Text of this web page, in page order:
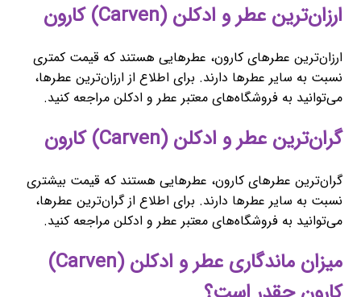
ارزان‌ترین عطر و ادکلن (Carven) کارون
ارزان‌ترین عطرهای کارون، عطرهایی هستند که قیمت کمتری
نسبت به سایر عطرها دارند. برای اطلاع از ارزان‌ترین عطرها،
می‌توانید به فروشگاه‌های معتبر عطر و ادکلن مراجعه کنید.
گران‌ترین عطر و ادکلن (Carven) کارون
گران‌ترین عطرهای کارون، عطرهایی هستند که قیمت بیشتری
نسبت به سایر عطرها دارند. برای اطلاع از گران‌ترین عطرها،
می‌توانید به فروشگاه‌های معتبر عطر و ادکلن مراجعه کنید.
میزان ماندگاری عطر و ادکلن (Carven)